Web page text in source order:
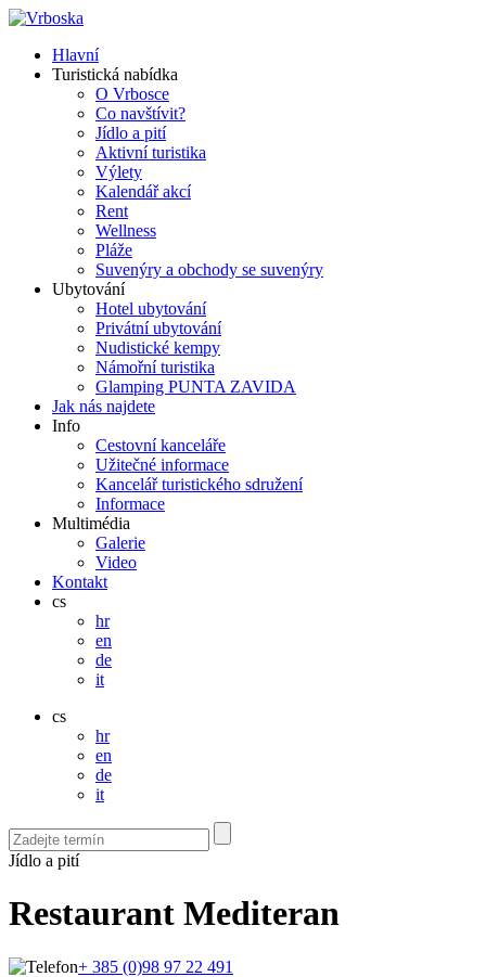
Hlavní
Turistická nabídka
O Vrbosce
Co navštívit?
Jídlo a pití
Aktivní turistika
Výlety
Kalendář akcí
Rent
Wellness
Pláže
Suvenýry a obchody se suvenýry
Ubytování
Hotel ubytování
Privátní ubytování
Nudistické kempy
Námořní turistika
Glamping PUNTA ZAVIDA
Jak nás najdete
Info
Cestovní kanceláře
Užitečné informace
Kancelář turistického sdružení
Informace
Multimédia
Galerie
Video
Kontakt
cs
hr
en
de
it
cs
hr
en
de
it
Jídlo a pití
Restaurant Mediteran
+ 385 (0)98 97 22 491